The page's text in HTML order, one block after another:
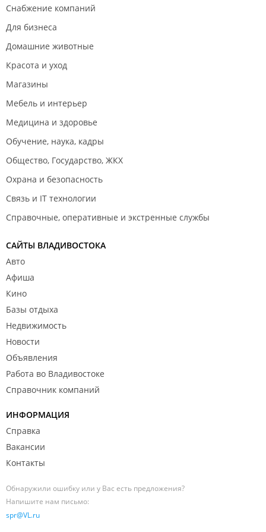
Снабжение компаний
Для бизнеса
Домашние животные
Красота и уход
Магазины
Мебель и интерьер
Медицина и здоровье
Обучение, наука, кадры
Общество, Государство, ЖКХ
Охрана и безопасность
Связь и IT технологии
Справочные, оперативные и экстренные службы
САЙТЫ ВЛАДИВОСТОКА
Авто
Афиша
Кино
Базы отдыха
Недвижимость
Новости
Объявления
Работа во Владивостоке
Справочник компаний
ИНФОРМАЦИЯ
Справка
Вакансии
Контакты
Обнаружили ошибку или у Вас есть предложения?
Напишите нам письмо:
spr@VL.ru